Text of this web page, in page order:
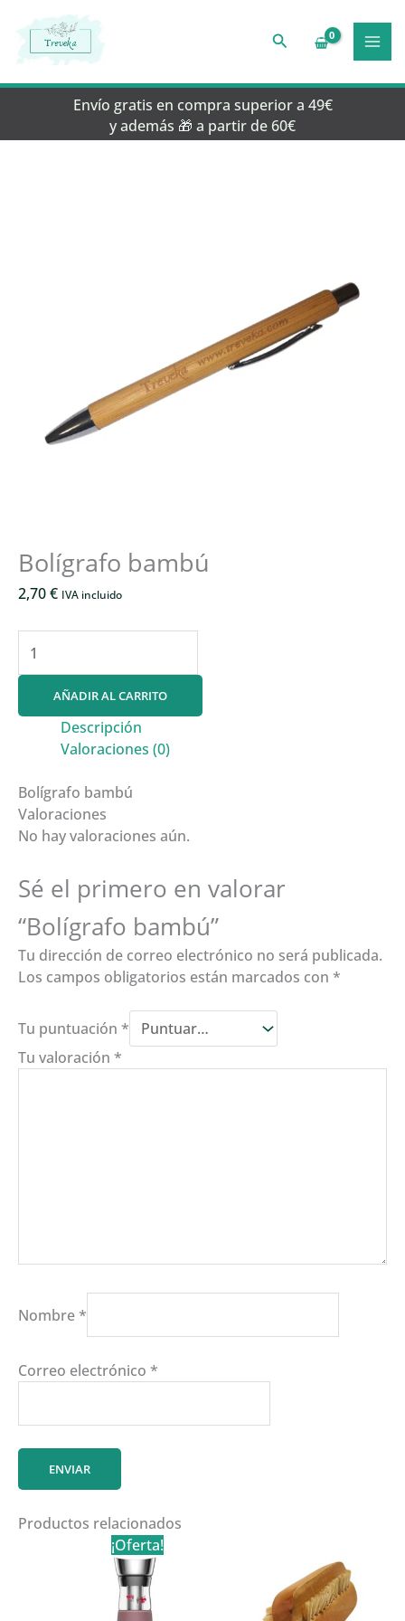
contenido
Buscar
Envío gratis en compra superior a 49€
y además 🎁 a partir de 60€
Bolígrafo bambú
2,70€ IVA incluido
bambú
cantidad
AÑADIR AL CARRITO
Descripción
Valoraciones (0)
Bolígrafo bambú
Valoraciones
No hay valoraciones aún.
Sé el primero en valorar
“Bolígrafo bambú”
Tu dirección de correo electrónico no será publicada.
Los campos obligatorios están marcados con *
Tu puntuación *
Tu valoración *
Nombre *
Correo electrónico *
Productos relacionados
¡Oferta!